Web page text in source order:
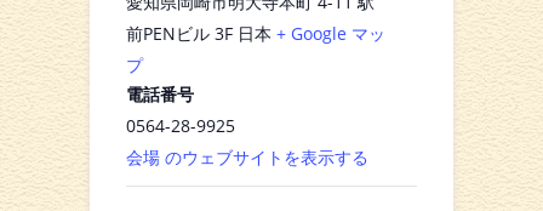
前PENビル 3F 日本 + Google マッ
プ
電話番号
0564-28-9925
会場 のウェブサイトを表示する